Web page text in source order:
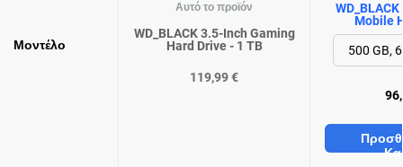
Μοντέλο
Αυτό το προϊόν
WD_BLACK 3.5-Inch Gaming
Hard Drive - 1 TB
119,99 €
Mobile